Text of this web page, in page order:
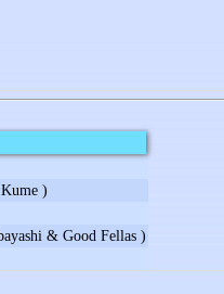
)
& Good Fellas )